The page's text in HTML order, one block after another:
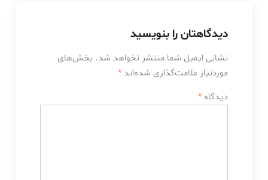
دیدگاهتان را بنویسید
نشانی ایمیل شما منتشر نخواهد شد. بخش‌های
موردنیاز علامت‌گذاری شده‌اند *
دیدگاه *